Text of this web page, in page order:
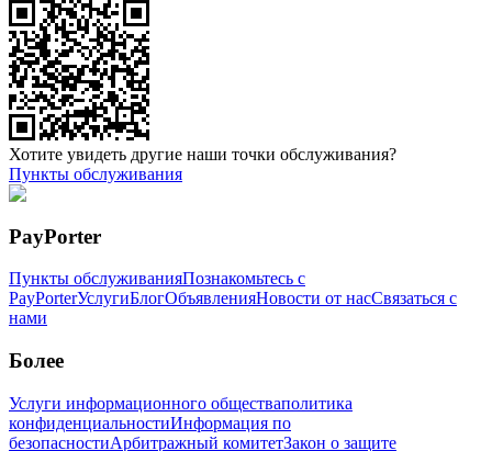
Хотите увидеть другие наши точки обслуживания?
Пункты обслуживания
PayPorter
Пункты обслуживанияПознакомьтесь с
PayPorterУслугиБлогОбъявленияНовости от насСвязаться с
нами
Более
Услуги информационного обществаполитика
конфиденциальностиИнформация по
безопасностиАрбитражный комитетЗакон о защите